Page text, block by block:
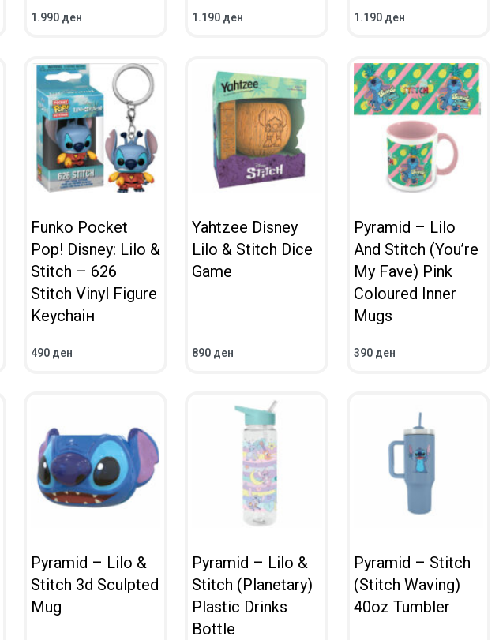
1.990 ден
ВО КОШНИЧКА
1.190 ден
ВО КОШНИЧКА
1.190 ден
ВО КОШНИЧКА
Funko Pocket
Pop! Disney: Lilo &
Stitch – 626
Stitch​ Vinyl Figure
Keychaiн
490 ден
ВО КОШНИЧКА
Yahtzee Disney
Lilo & Stitch Dice
Game
890 ден
ВО КОШНИЧКА
Pyramid – Lilo
And Stitch (You’re
My Fave) Pink
Coloured Inner
Mugs
390 ден
ВО КОШНИЧКА
Pyramid – Lilo &
Stitch 3d Sculpted
Mug
Pyramid – Lilo &
Stitch (Planetary)
Plastic Drinks
Bottle
Pyramid – Stitch
(Stitch Waving)
40oz Tumbler